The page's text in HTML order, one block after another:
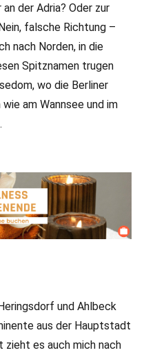
der Adria? Oder zur
falsche Richtung –
nach Norden, in die
Spitznamen trugen
wo die Berliner
am Wannsee und im
und Ahlbeck
aus der Hauptstadt
zieht es auch mich nach